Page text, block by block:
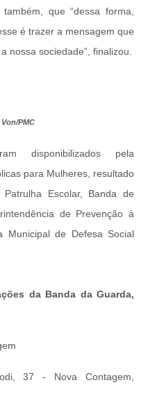
que “dessa forma,
é trazer a mensagem que
nossa sociedade”, finalizou.
PMC
disponibilizados pela
para Mulheres, resultado
Escolar, Banda de
de Prevenção à
Municipal de Defesa Social
da Banda da Guarda,
37 - Nova Contagem,